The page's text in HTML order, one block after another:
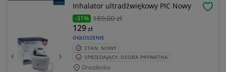
Inhalator ultradźwiękowy PIC Nowy
-31% 189,00 zł
OGŁOSZENIE
129zł
STAN: NOWY
SPRZEDAJĄCY: OSOBA PRYWATNA
Drezdenko